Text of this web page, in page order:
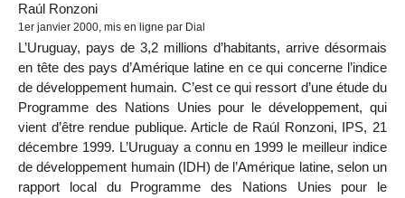
Raúl Ronzoni
1er janvier 2000, mis en ligne par Dial
L’Uruguay, pays de 3,2 millions d’habitants, arrive désormais
en tête des pays d’Amérique latine en ce qui concerne l’indice
de développement humain. C’est ce qui ressort d’une étude du
Programme des Nations Unies pour le développement, qui
vient d’être rendue publique. Article de Raúl Ronzoni, IPS, 21
décembre 1999. L’Uruguay a connu en 1999 le meilleur indice
de développement humain (IDH) de l’Amérique latine, selon un
rapport local du Programme des Nations Unies pour le